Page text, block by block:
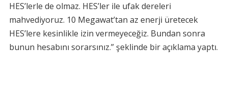
HES’lerle de olmaz. HES’ler ile ufak dereleri
mahvediyoruz. 10 Megawat’tan az enerji üretecek
HES’lere kesinlikle izin vermeyeceğiz. Bundan sonra
bunun hesabını sorarsınız.” şeklinde bir açıklama yaptı.